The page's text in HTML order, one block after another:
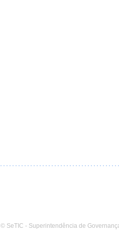
© SeTIC - Superintendência de